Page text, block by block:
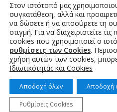
kmirrigation ΚΜ
© 2015-2025 K-M
Στον ιστότοπό μας
συγκατάθεση, αλλά και
να δώσετε ή να αποσύρετε τη
στιγμή. Για να διαχειριστείτε
cookies που χρησιμοποιεί ο
ρυθμίσεις των Cookies.
χρήση αυτών των cookies,
Ιδιωτικότητας και Cookies
Αποδοχή όλων Αποδοχή
Ρυθμίσεις Cookies